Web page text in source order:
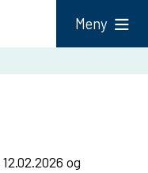
Meny
og